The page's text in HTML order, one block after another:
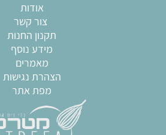
אודות
צור קשר
תקנון החנות
מידע נוסף
מאמרים
הצהרת נגישות
מפת אתר